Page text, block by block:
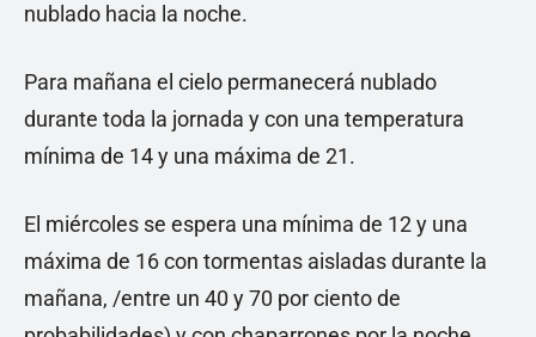
nublado hacia la noche.
Para mañana el cielo permanecerá nublado
durante toda la jornada y con una temperatura
mínima de 14 y una máxima de 21.
El miércoles se espera una mínima de 12 y una
máxima de 16 con tormentas aisladas durante la
mañana, /entre un 40 y 70 por ciento de